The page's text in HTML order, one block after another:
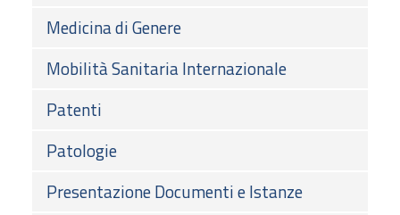
Medicina di Genere
Mobilità Sanitaria Internazionale
Patenti
Patologie
Presentazione Documenti e Istanze